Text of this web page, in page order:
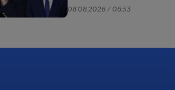
мигрантите
08.08.2026 / 06:53